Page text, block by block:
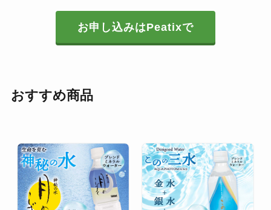
お申し込みはPeatixで
おすすめ商品